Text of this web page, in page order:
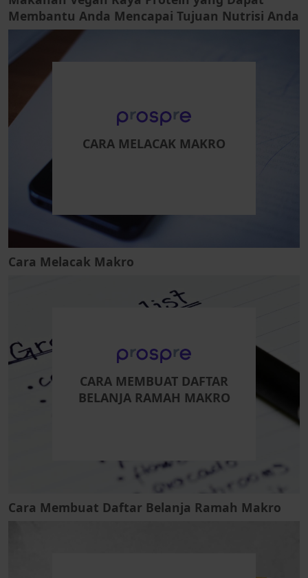
Membantu Anda Mencapai Tujuan Nutrisi Anda
CARA MELACAK MAKRO
Cara Melacak Makro
CARA MEMBUAT DAFTAR
BELANJA RAMAH MAKRO
Cara Membuat Daftar Belanja Ramah Makro